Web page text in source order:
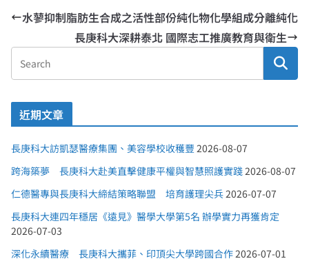
水蓼抑制脂肪生合成之活性部份純化物化學組成分離純化
長庚科大深耕泰北 國際志工推廣教育與衛生
近期文章
長庚科大訪凱瑟醫療集團、美容學校收穫豐 2026-08-07
跨海築夢 長庚科大赴美直擊健康平權與智慧照護實踐 2026-08-07
仁德醫專與長庚科大締結策略聯盟 培育護理尖兵 2026-07-07
長庚科大連四年穩居《遠見》醫學大學第5名 辦學實力再獲肯定
2026-07-03
深化永續醫療 長庚科大攜菲、印頂尖大學跨國合作 2026-07-01